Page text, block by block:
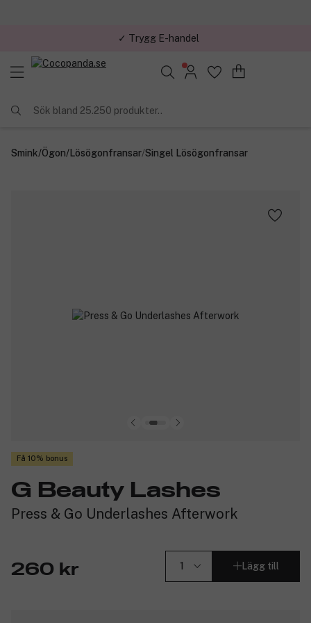
✓ Trygg E-handel
Sök bland 25.250 produkter..
Smink/Ögon/Lösögonfransar/Singel Lösögonfransar
Få 10% bonus
G Beauty Lashes
Press & Go Underlashes Afterwork
260 kr Lägg till